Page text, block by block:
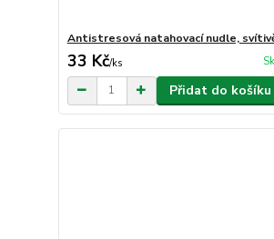
Antistresová natahovací nudle,
33 Kč/ks
Přidat do košíku